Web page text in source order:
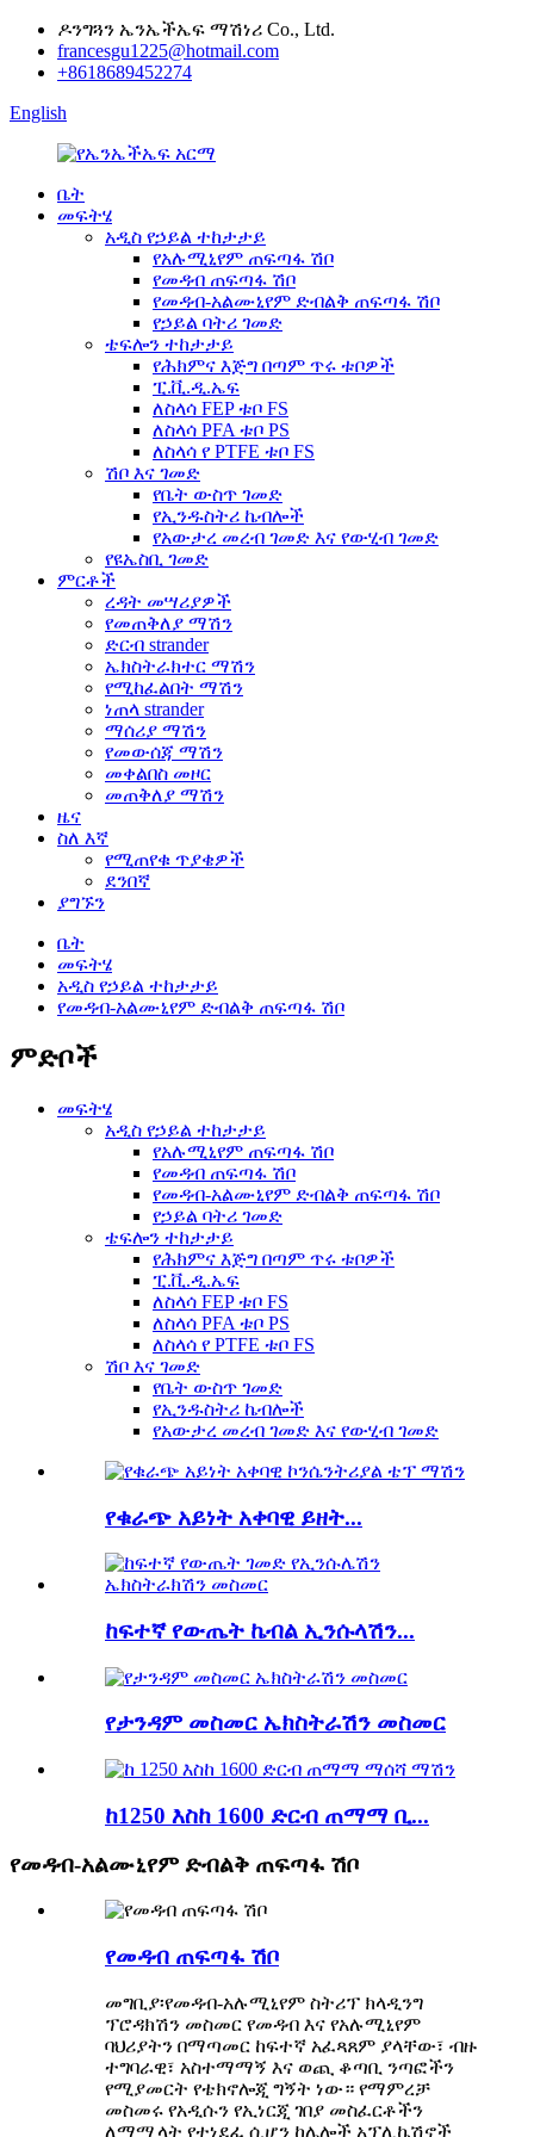
ዶንግጓን ኤንኤችኤፍ ማሽነሪ Co., Ltd.
francesgu1225@hotmail.com
+8618689452274
English
ቤት
መፍትሄ
አዲስ የኃይል ተከታታይ
የአሉሚኒየም ጠፍጣፋ ሽቦ
የመዳብ ጠፍጣፋ ሽቦ
የመዳብ-አልሙኒየም ድብልቅ ጠፍጣፋ ሽቦ
የኃይል ባትሪ ገመድ
ቴፍሎን ተከታታይ
የሕክምና እጅግ በጣም ጥሩ ቱቦዎች
ፒ.ቪ.ዲ.ኤፍ
ለስላሳ FEP ቱቦ FS
ለስላሳ PFA ቱቦ PS
ለስላሳ የ PTFE ቱቦ FS
ሽቦ እና ገመድ
የቤት ውስጥ ገመድ
የኢንዱስትሪ ኬብሎች
የአውታረ መረብ ገመድ እና የውሂብ ገመድ
የዩኤስቢ ገመድ
ምርቶች
ረዳት መሣሪያዎች
የመጠቅለያ ማሽን
ድርብ strander
ኤክስትራክተር ማሽን
የሚከፈልበት ማሽን
ነጠላ strander
ማሰሪያ ማሽን
የመውሰጃ ማሽን
መቀልበስ መዞር
መጠቅለያ ማሽን
ዜና
ስለ እኛ
የሚጠየቁ ጥያቄዎች
ደንበኛ
ያግኙን
ቤት
መፍትሄ
አዲስ የኃይል ተከታታይ
የመዳብ-አልሙኒየም ድብልቅ ጠፍጣፋ ሽቦ
ምድቦች
መፍትሄ
አዲስ የኃይል ተከታታይ
የአሉሚኒየም ጠፍጣፋ ሽቦ
የመዳብ ጠፍጣፋ ሽቦ
የመዳብ-አልሙኒየም ድብልቅ ጠፍጣፋ ሽቦ
የኃይል ባትሪ ገመድ
ቴፍሎን ተከታታይ
የሕክምና እጅግ በጣም ጥሩ ቱቦዎች
ፒ.ቪ.ዲ.ኤፍ
ለስላሳ FEP ቱቦ FS
ለስላሳ PFA ቱቦ PS
ለስላሳ የ PTFE ቱቦ FS
ሽቦ እና ገመድ
የቤት ውስጥ ገመድ
የኢንዱስትሪ ኬብሎች
የአውታረ መረብ ገመድ እና የውሂብ ገመድ
የቁራጭ አይነት አቀባዊ ይዘት...
ከፍተኛ የውጤት ኬብል ኢንሱላሽን...
የታንዳም መስመር ኤክስትራሽን መስመር
ከ1250 እስከ 1600 ድርብ ጠማማ ቢ...
የመዳብ-አልሙኒየም ድብልቅ ጠፍጣፋ ሽቦ
የመዳብ ጠፍጣፋ ሽቦ
መግቢያ፡የመዳብ-አሉሚኒየም ስትሪፕ ክላዲንግ
ፕሮዳክሽን መስመር የመዳብ እና የአሉሚኒየም
ባህሪያትን በማጣመር ከፍተኛ አፈጻጸም ያላቸው፣ ብዙ
ተግባራዊ፣ አስተማማኝ እና ወጪ ቆጣቢ ንጣፎችን
የሚያመርት የቴክኖሎጂ ግኝት ነው። የማምረቻ
መስመሩ የአዲሱን የኢነርጂ ገበያ መስፈርቶችን
ለማሟላት የተነደፈ ሲሆን ከሌሎች አፕሊኬሽኖች